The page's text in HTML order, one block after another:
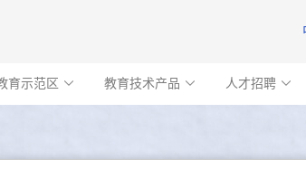
育示范区  教育技术产品  人才招聘 